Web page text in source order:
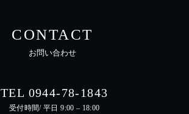
CONTACT
お問い合わせ
TEL 0944-78-1843
受付時間/ 平日 9:00 – 18:00